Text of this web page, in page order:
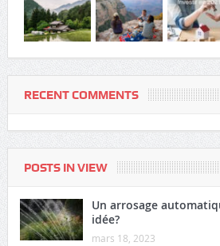
RECENT COMMENTS
POSTS IN VIEW
Un arrosage
idée?
mars 18, 2023